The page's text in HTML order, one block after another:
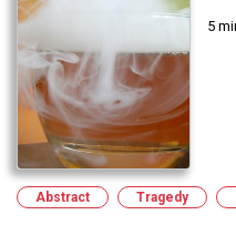
5
Abstract Tragedy